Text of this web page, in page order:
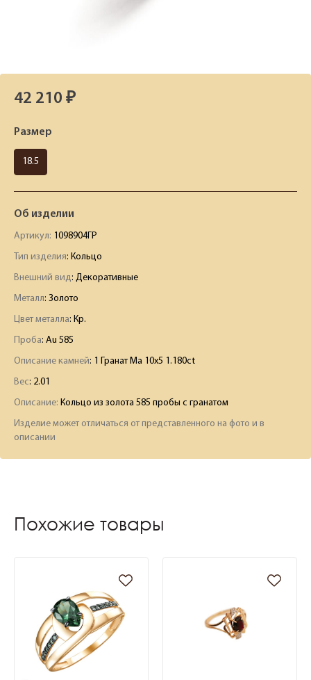
42 210 ₽
Размер
18.5
Об изделии
Артикул: 1098904ГР
Тип изделия: Кольцо
Внешний вид: Декоративные
Металл: Золото
Цвет металла: Кр.
Проба: Au 585
Описание камней: 1 Гранат Ма 10х5 1.180ct
Вес: 2.01
Описание: Кольцо из золота 585 пробы с гранатом
Изделие может отличаться от представленного на фото и в
описании
Похожие товары